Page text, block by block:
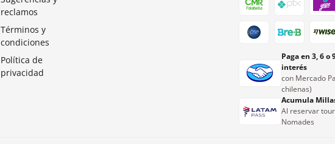
reclamos
Términos y
condiciones
Política de
privacidad
Paga en 3, 6 o
interés
con Mercado
chilenas)
Acumula
Al reservar
Nomades